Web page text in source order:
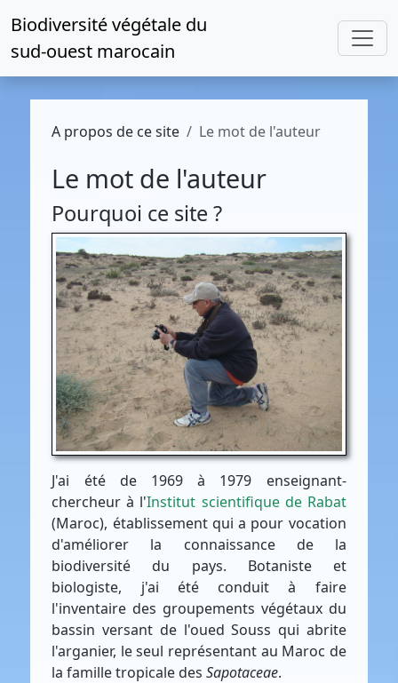
Biodiversité végétale du
sud-ouest marocain
A propos de ce site Le mot de l'auteur
Le mot de l'auteur
Pourquoi ce site ?
J'ai été de 1969 à 1979 enseignant-
chercheur à l'Institut scientifique de Rabat
(Maroc), établissement qui a pour vocation
d'améliorer la connaissance de la
biodiversité du pays. Botaniste et
biologiste, j'ai été conduit à faire
l'inventaire des groupements végétaux du
bassin versant de l'oued Souss qui abrite
l'arganier, le seul représentant au Maroc de
la famille tropicale desSapotaceae.